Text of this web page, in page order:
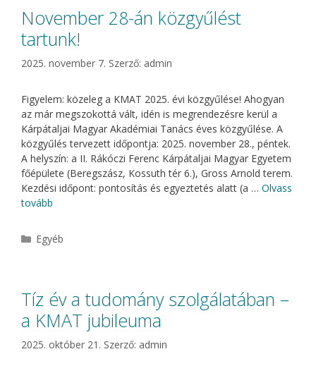
November 28-án közgyűlést
tartunk!
2025. november 7. Szerző: admin
Figyelem: közeleg a KMAT 2025. évi közgyűlése! Ahogyan
az már megszokottá vált, idén is megrendezésre kerül a
Kárpátaljai Magyar Akadémiai Tanács éves közgyűlése. A
közgyűlés tervezett időpontja: 2025. november 28., péntek.
A helyszín: a II. Rákóczi Ferenc Kárpátaljai Magyar Egyetem
főépülete (Beregszász, Kossuth tér 6.), Gross Arnold terem.
Kezdési időpont: pontosítás és egyeztetés alatt (a … Olvass
tovább
Kategória
Egyéb
Tíz év a tudomány szolgálatában –
a KMAT jubileuma
2025. október 21. Szerző: admin